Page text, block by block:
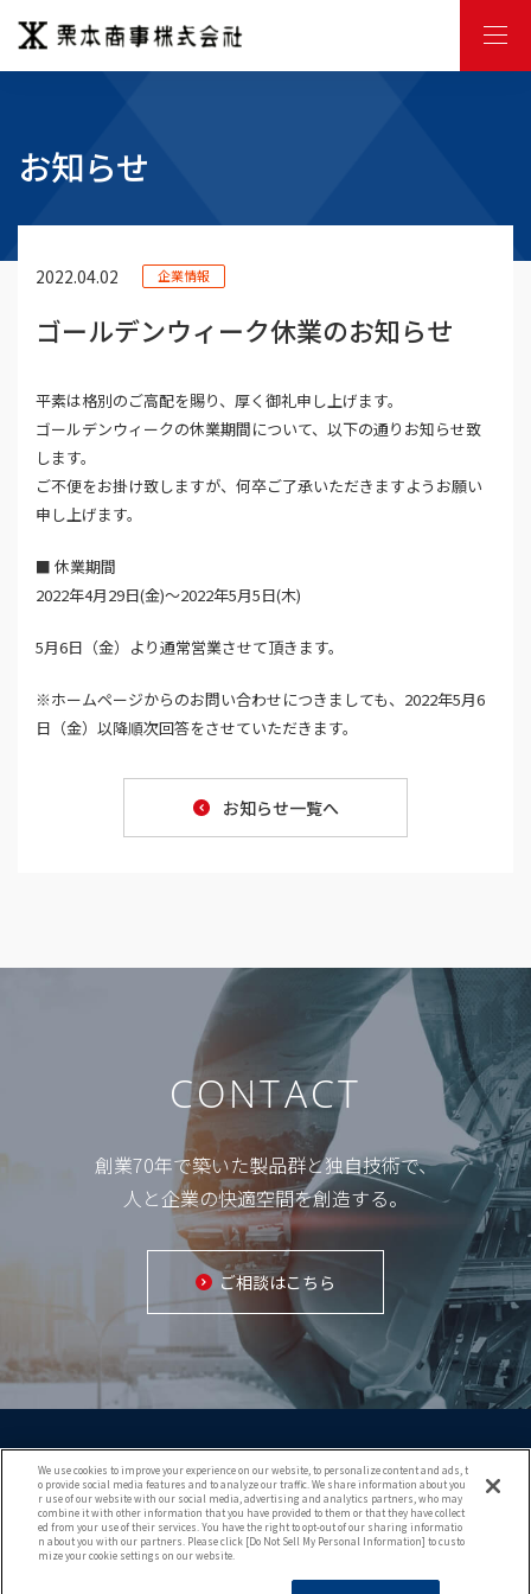
M
お知らせ
2022.04.02 企業情報
ゴールデンウィーク休業のお知らせ
平素は格別のご高配を賜り、厚く御礼申し上げます。
ゴールデンウィークの休業期間について、以下の通りお知らせ致
します。
ご不便をお掛け致しますが、何卒ご了承いただきますようお願い
申し上げます。
■ 休業期間
2022年4月29日(金)〜2022年5月5日(木)
5月6日（金）より通常営業させて頂きます。
※ホームページからのお問い合わせにつきましても、2022年5月6
日（金）以降順次回答をさせていただきます。
お知らせ一覧へ
CONTACT
創業70年で築いた製品群と独自技術で、
人と企業の快適空間を創造する。
ご相談はこちら
Copyright (c) 2021 KURIMOTO TRADING CO.,LTD.
All rights reserved.
We use cookies to improve your experience on our website, to personalize content and ads, t
o provide social media features and to analyze our traffic. We share information about you
r use of our website with our social media, advertising and analytics partners, who may
combine it with other information that you have provided to them or that they have collect
ed from your use of their services. You have the right to opt-out of our sharing informatio
n about you with our partners. Please click [Do Not Sell My Personal Information] to custo
mize your cookie settings on our website.